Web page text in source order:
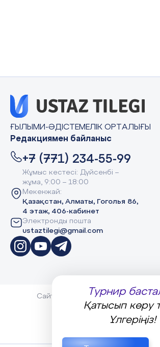
Турнир
Қатысып көру
Үлгеріңіз!
ҒЫЛЫМИ-ӘДІСТЕМЕЛІК ОРТАЛЫҒЫ
Редакциямен байланыс
+7 (771) 234-55-99
Жұмыс кестесі: Дүйсенбі –
жұма, 9:00 – 18:00
Мекенжай:
Қазақстан, Алматы, Гоголья 86,
4 этаж, 406-кабинет
Электронды пошта
ustaztilegi@gmail.com
Сайт Peaksoft веб-студиясында
Peaksoft.kz
Политика
Сведения об организации